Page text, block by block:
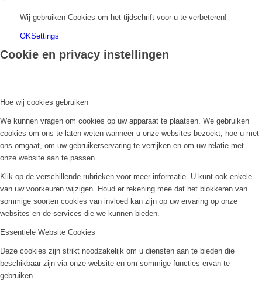
Wij gebruiken Cookies om het tijdschrift voor u te verbeteren!
OKSettings
Cookie en privacy instellingen
Hoe wij cookies gebruiken
We kunnen vragen om cookies op uw apparaat te plaatsen. We gebruiken
cookies om ons te laten weten wanneer u onze websites bezoekt, hoe u met
ons omgaat, om uw gebruikerservaring te verrijken en om uw relatie met
onze website aan te passen.
Klik op de verschillende rubrieken voor meer informatie. U kunt ook enkele
van uw voorkeuren wijzigen. Houd er rekening mee dat het blokkeren van
sommige soorten cookies van invloed kan zijn op uw ervaring op onze
websites en de services die we kunnen bieden.
Essentiële Website Cookies
Deze cookies zijn strikt noodzakelijk om u diensten aan te bieden die
beschikbaar zijn via onze website en om sommige functies ervan te
gebruiken.